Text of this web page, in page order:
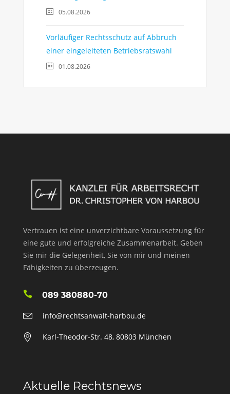
05.08.2026
Vorläufiger Rechtsschutz auf Abbruch
einer eingeleiteten Betriebsratswahl
01.08.2026
Vertrauen ist eine unverzichtbare Voraussetzung für
eine gute und erfolgreiche Zusammenarbeit. Geben
Sie mir die Gelegenheit, Sie von mir und meinen
Fähigkeiten zu überzeugen.
089 380880-70
info@rechtsanwalt-harbou.de
Karl-Theodor-Str. 48, 80803 München
Aktuelle Rechtsnews